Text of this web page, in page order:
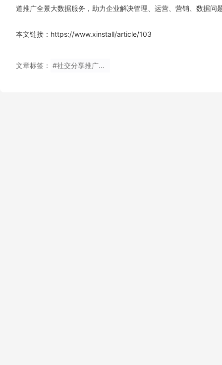
道推广全景大数据服务，助力企业解决管理、运营、营销、数据问
本文链接：https://www.xinstall/article/103
文章标签： #社交分享推广统计